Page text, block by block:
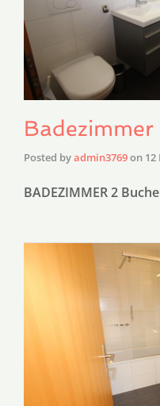
Badezimmer
Posted byadmin3769on 12
BADEZIMMER 2